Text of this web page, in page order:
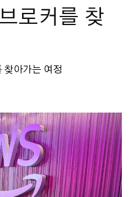
로커를 찾
찾아가는 여정